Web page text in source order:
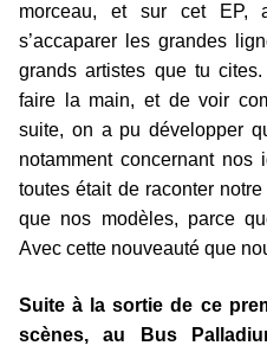
morceau, et sur cet EP,
s’accaparer les grandes
grands artistes que tu
faire la main, et de voir
suite, on a pu développer
notamment concernant nos
toutes était de raconter
que nos modèles, parce
Avec cette nouveauté que
Suite à la sortie de ce
scènes, au Bus